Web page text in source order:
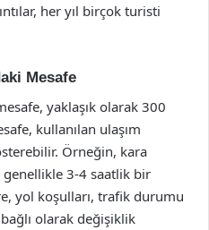
her yıl birçok turisti
Mesafe
yaklaşık olarak 300
kullanılan ulaşım
Örneğin, kara
3-4 saatlik bir
yol koşulları, trafik durumu
olarak değişiklik